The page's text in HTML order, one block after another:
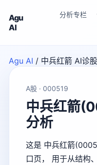
Agu
AI
分析专栏
Agu AI / 中兵红箭 AI诊股
A股 · 000519
中兵红箭
分析
这是 中兵红箭
口页， 用于从结构